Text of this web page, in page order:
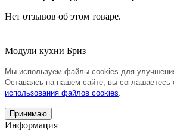
Нет отзывов об этом товаре.
Модули кухни Бриз
Мы используем файлы cookies для
Оставаясь на нашем сайте, вы соглашаетесь
использования файлов cookies
Принимаю
Информация